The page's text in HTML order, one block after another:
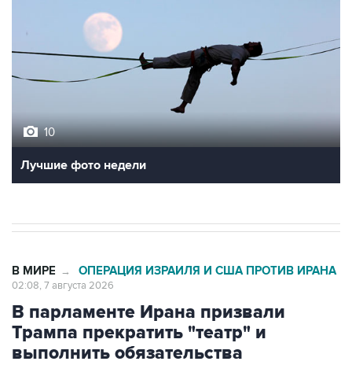
10
Лучшие фото недели
В МИРЕ → ОПЕРАЦИЯ ИЗРАИЛЯ И США ПРОТИВ ИРАНА
02:08, 7 августа 2026
В парламенте Ирана призвали
Трампа прекратить "театр" и
выполнить обязательства